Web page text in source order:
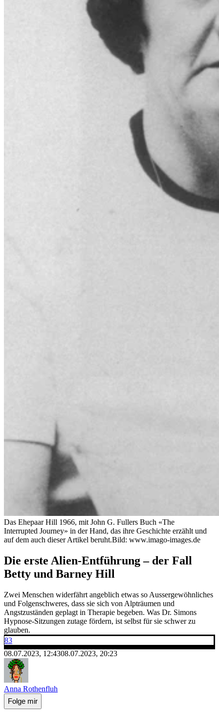
Das Ehepaar Hill 1966, mit John G. Fullers Buch «The
Interrupted Journey» in der Hand, das ihre Geschichte erzählt und
auf dem auch dieser Artikel beruht.Bild: www.imago-images.de
Die erste Alien-Entführung – der Fall
Betty und Barney Hill
Zwei Menschen widerfährt angeblich etwas so Aussergewöhnliches
und Folgenschweres, dass sie sich von Alpträumen und
Angstzuständen geplagt in Therapie begeben. Was Dr. Simons
Hypnose-Sitzungen zutage fördern, ist selbst für sie schwer zu
glauben.
83
08.07.2023, 12:4308.07.2023, 20:23
Anna Rothenfluh
Folge mir